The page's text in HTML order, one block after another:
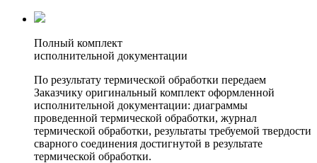
Полный комплект
исполнительной документации
По результату термической обработки передаем
Заказчику оригинальный комплект оформленной
исполнительной документации: диаграммы
проведенной термической обработки, журнал
термической обработки, результаты требуемой твердости
сварного соединения достигнутой в результате
термической обработки.